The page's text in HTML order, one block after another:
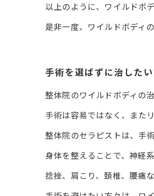
以上のように、ワイルドボ
是非一度、ワイルドボディ
手術を選ばずに治したい
整体院のワイルドボディの
手術は容易ではなく、また
整体院のセラピストは、手
身体を整えることで、神経
捻挫、肩こり、頚椎、腰痛